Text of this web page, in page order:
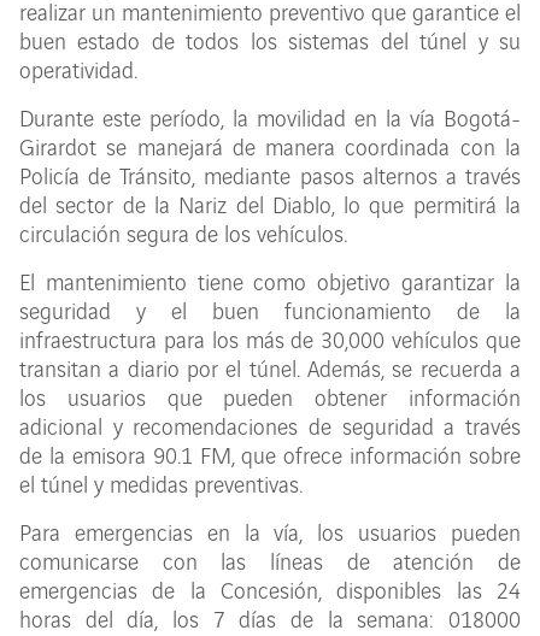
realizar un mantenimiento preventivo que garantice el
buen estado de todos los sistemas del túnel y su
operatividad.
Durante este período, la movilidad en la vía Bogotá-
Girardot se manejará de manera coordinada con la
Policía de Tránsito, mediante pasos alternos a través
del sector de la Nariz del Diablo, lo que permitirá la
circulación segura de los vehículos.
El mantenimiento tiene como objetivo garantizar la
seguridad y el buen funcionamiento de la
infraestructura para los más de 30,000 vehículos que
transitan a diario por el túnel. Además, se recuerda a
los usuarios que pueden obtener información
adicional y recomendaciones de seguridad a través
de la emisora 90.1 FM, que ofrece información sobre
el túnel y medidas preventivas.
Para emergencias en la vía, los usuarios pueden
comunicarse con las líneas de atención de
emergencias de la Concesión, disponibles las 24
horas del día, los 7 días de la semana: 018000